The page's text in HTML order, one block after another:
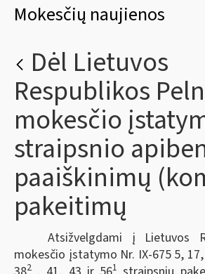
Mokesčių naujienos
Dėl Lietuvos
Respublikos
mokesčio
straipsnio
paaiškinimų
pakeitimų
Atsižvelgdami į Lietuvos
mokesčio įstatymo Nr. IX-675 5,
2 1